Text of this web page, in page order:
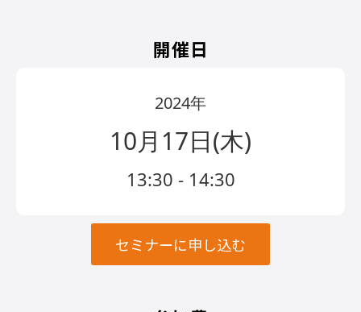
開催日
2024年
10月17日(木)
13:30 - 14:30
セミナーに申し込む